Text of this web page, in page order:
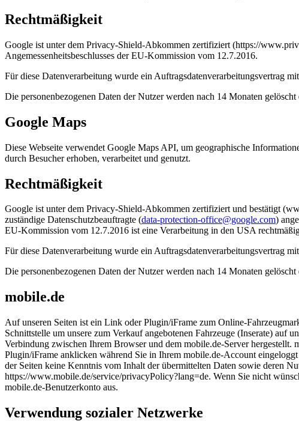
Rechtmäßigkeit
Google ist unter dem Privacy-Shield-Abkommen zertifiziert (https://
Angemessenheitsbeschlusses der EU-Kommission vom 12.7.2016.
Für diese Datenverarbeitung wurde ein Auftragsdatenverarbeitungsvertrag
Die personenbezogenen Daten der Nutzer werden nach 14 Monaten
Google Maps
Diese Webseite verwendet Google Maps API, um geographische
durch Besucher erhoben, verarbeitet und genutzt.
Rechtmäßigkeit
Google ist unter dem Privacy-Shield-Abkommen zertifiziert und bestätigt
zuständige Datenschutzbeauftragte (data-protection-office@google.com)
EU-Kommission vom 12.7.2016 ist eine Verarbeitung in den USA
Für diese Datenverarbeitung wurde ein Auftragsdatenverarbeitungsvertrag
Die personenbezogenen Daten der Nutzer werden nach 14 Monaten
mobile.de
Auf unseren Seiten ist ein Link oder Plugin/iFrame zum Online-
Schnittstelle um unsere zum Verkauf angebotenen Fahrzeuge (Inserate) auf
Verbindung zwischen Ihrem Browser und dem mobile.de-Server hergestellt.
Plugin/iFrame anklicken während Sie in Ihrem mobile.de-Account
der Seiten keine Kenntnis vom Inhalt der übermittelten Daten sowie deren
https://www.mobile.de/service/privacyPolicy?lang=de. Wenn Sie nicht
mobile.de-Benutzerkonto aus.
Verwendung sozialer Netzwerke